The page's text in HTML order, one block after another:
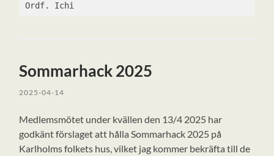
Ordf. Ichi
Sommarhack 2025
2025-04-14
Medlemsmötet under kvällen den 13/4 2025 har
godkänt förslaget att hålla Sommarhack 2025 på
Karlholms folkets hus, vilket jag kommer bekräfta till de